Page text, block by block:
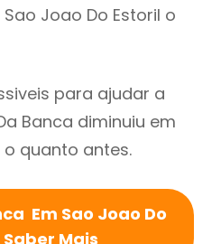
Joao Do Estoril o
para ajudar a
Banca diminuiu em
o quanto antes.
Em Sao Joao Do
Saber Mais